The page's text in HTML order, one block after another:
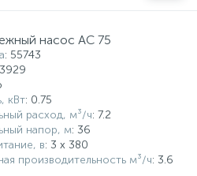
насос AC 75
: 55743
кВт: 0.75
расход, м³/ч: 7.2
напор, м: 36
в: 3 х 380
производительность м³/ч: 3.6